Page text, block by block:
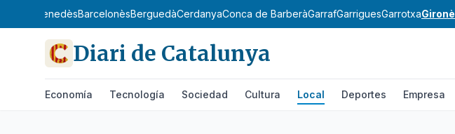
Baix PenedèsBarcelonèsBerguedàCerdanyaConca de BarberàGarrafGarriguesGarrotxa
Diari de Catalunya
Economía Tecnología Sociedad Cultura Local Deportes Empresa